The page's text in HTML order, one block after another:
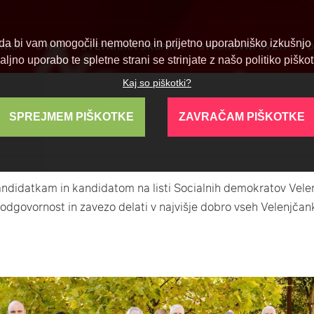
O NAS SVETNIŠKA SKUPINA STROKOVNI SVETI
in kandidatom na listi Socialnih demokratov
in zavezo delati v najvišje dobro vseh
bi vam omogočili nemoteno in prijetno uporabniško
uporabo te spletne strani se strinjate z našo politiko
Kaj so piškotki?
SPREJMEM PIŠKOTKE ZAVRAČAM PIŠKOTKE